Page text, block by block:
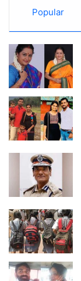
Popular